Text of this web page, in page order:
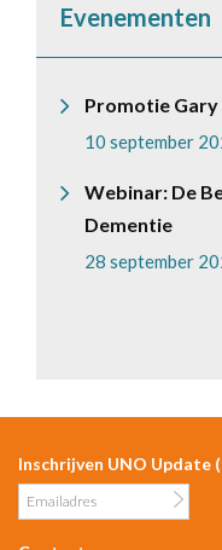
Evenementen
Promotie Gary
10 september
Webinar: De
Dementie
28 september
Inschrijven UNO Update